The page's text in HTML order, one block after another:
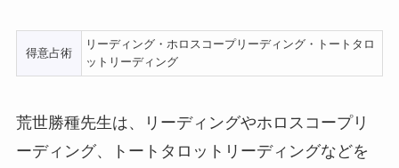
得意占術
リーディング・ホロスコープリーディング・トートタロ
ットリーディング
荒世勝種先生は、リーディングやホロスコープリ
ーディング、トートタロットリーディングなどを